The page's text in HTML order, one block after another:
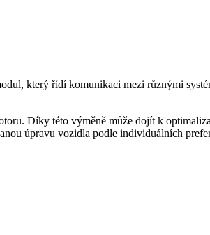
který řídí komunikaci mezi různými
Díky této výměně může dojít k
úpravu vozidla podle individuálních